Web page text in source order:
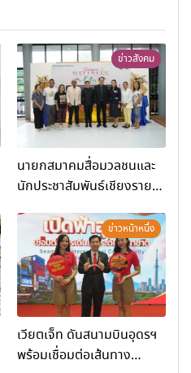
ข่าวสังคม
นายกสมาคมสื่อมวลชนและ
นักประชาสัมพันธ์เชียงราย
การท่องเที่ยวและกีฬาจังหวัด
เชียงราย จัดกิจกรรมอบรม
“การพัฒนาศักยภาพผู้
ประกอบการและเครือข่าย
ธุรกิจ Wellness สู่การ
เติบโตอย่างยั่งยืน (Chiang
Rai Wellness Business
ข่าวหน้าหนึ่ง
เวียตเจ็ท ดันสนามบินอุดรฯ
พร้อมเชื่อมต่อเส้นทาง